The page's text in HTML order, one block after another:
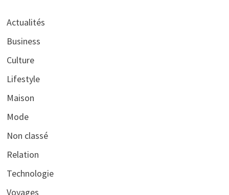
Actualités
Business
Culture
Lifestyle
Maison
Mode
Non classé
Relation
Technologie
Voyages